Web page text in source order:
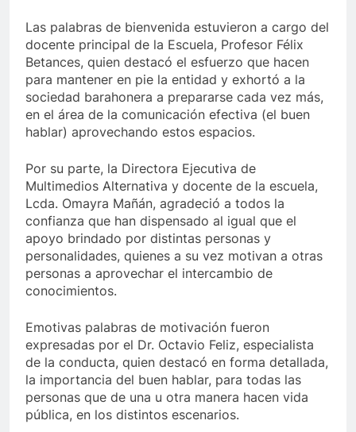
Las palabras de bienvenida estuvieron a cargo del
docente principal de la Escuela, Profesor Félix
Betances, quien destacó el esfuerzo que hacen
para mantener en pie la entidad y exhortó a la
sociedad barahonera a prepararse cada vez más,
en el área de la comunicación efectiva (el buen
hablar) aprovechando estos espacios.
Por su parte, la Directora Ejecutiva de
Multimedios Alternativa y docente de la escuela,
Lcda. Omayra Mañán, agradeció a todos la
confianza que han dispensado al igual que el
apoyo brindado por distintas personas y
personalidades, quienes a su vez motivan a otras
personas a aprovechar el intercambio de
conocimientos.
Emotivas palabras de motivación fueron
expresadas por el Dr. Octavio Feliz, especialista
de la conducta, quien destacó en forma detallada,
la importancia del buen hablar, para todas las
personas que de una u otra manera hacen vida
pública, en los distintos escenarios.